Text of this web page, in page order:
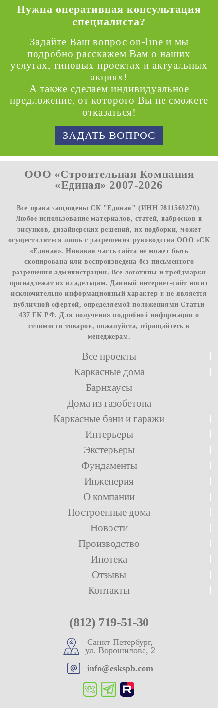
Нужна оперативная консультация
специалиста?
Задайте Ваш вопрос on-line и мы
подробно расскажем Вам о наших
услугах, типовых проектах и актуальных
акциях!
А также сделаем индивидуальное
предложение, от которого Вы не сможете
отказаться!
ЗАДАТЬ ВОПРОС
ООО «Строительная Компания
«Единая» 2007-2026
Все права защищены СК "Единая" (ИНН 7811569270).
Любое использование материалов, статей, набросков и
рисунков, дизайнерских решений, их подборки, может
осуществляться лишь с разрешения руководства ООО «СК
«Единая». Никакая часть сайта не может быть
скопирована или воспроизведена без письменного
разрешения администрации. Все логотипы и трейдмарки
принадлежат их владельцам. Данный интернет-сайт носит
исключительно информационный характер и не является
публичной офертой, определяемой положениями Статьи
437 ГК РФ. Для получения подробной информации о
стоимости товаров, пожалуйста, обращайтесь к
менеджерам.
Все проекты
Каркасные дома
Барнхаусы
Дома из газобетона
Каркасные бани и гаражи
Интерьеры
Экстерьеры
Фундаменты
Инженерия
О компании
Построенные дома
Новости
Производство
Ипотека
Отзывы
Контакты
(812) 719-51-30
Санкт-Петербург,
ул. Ворошилова, 2
info@eskspb.com